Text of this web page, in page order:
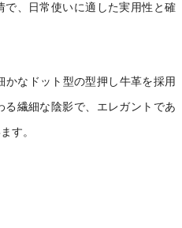
、日常使いに適した実用性と確
かなドット型の型押し牛革を採用
る繊細な陰影で、エレガントであ
す。